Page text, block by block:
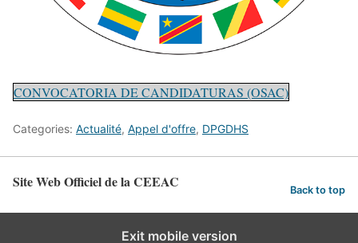
CONVOCATORIA DE CANDIDATURAS (OSAC)
Categories: Actualité, Appel d'offre, DPGDHS
Site Web Officiel de la CEEAC Back to top
Exit mobile version